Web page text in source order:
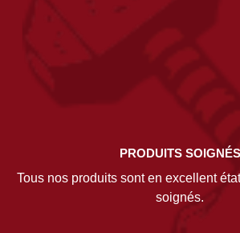
PRODUITS SOIGNÉS
Tous nos produits sont en excellent
soignés.